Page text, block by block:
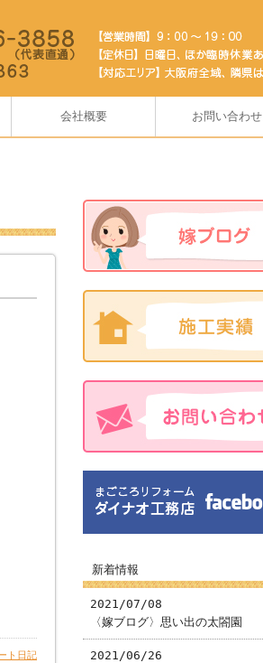
会社概要 お問い合わせ
ト日記
新着情報
2021/07/08
〈嫁ブログ〉思い出の太閤園
2021/06/26